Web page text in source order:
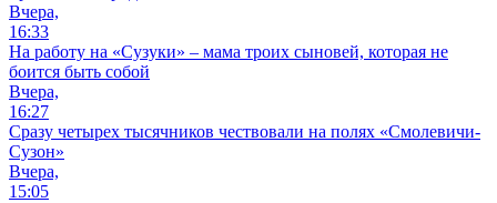
Вчера,
16:33
На работу на «Сузуки» – мама троих сыновей, которая не
боится быть собой
Вчера,
16:27
Сразу четырех тысячников чествовали на полях «Смолевичи-
Сузон»
Вчера,
15:05